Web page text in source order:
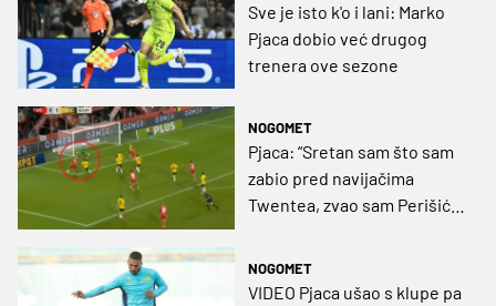
Sve je isto k'o i lani: Marko
Pjaca dobio već drugog
trenera ove sezone
NOGOMET
Pjaca: “Sretan sam što sam
zabio pred navijačima
Twentea, zvao sam Perišića
NOGOMET
VIDEO Pjaca ušao s klupe pa